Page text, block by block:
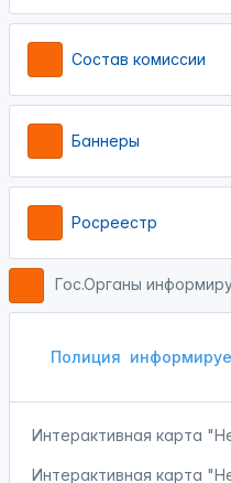
Состав комиссии
Баннеры
Росреестр
Гос.Органы
Полиция
Интерактивная карта
Интерактивная карта